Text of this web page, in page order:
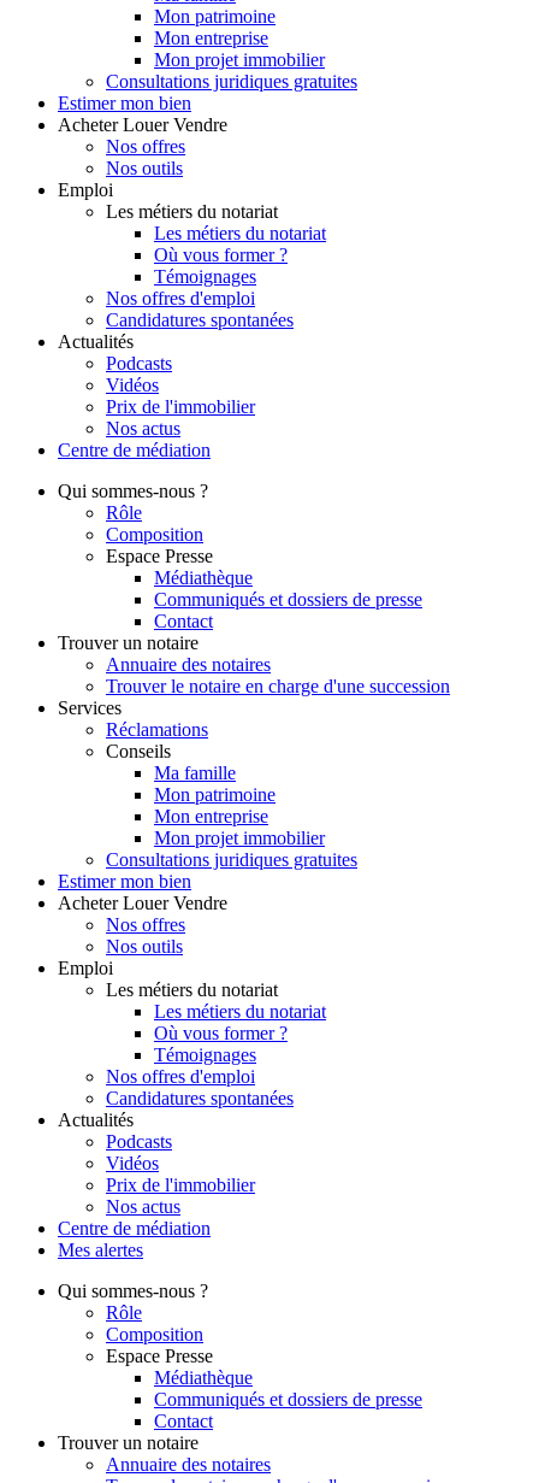
Mon patrimoine
Mon entreprise
Mon projet immobilier
Consultations juridiques gratuites
Estimer mon bien
Acheter Louer Vendre
Nos offres
Nos outils
Emploi
Les métiers du notariat
Les métiers du notariat
Où vous former ?
Témoignages
Nos offres d'emploi
Candidatures spontanées
Actualités
Podcasts
Vidéos
Prix de l'immobilier
Nos actus
Centre de médiation
Qui sommes-nous ?
Rôle
Composition
Espace Presse
Médiathèque
Communiqués et dossiers de presse
Contact
Trouver un notaire
Annuaire des notaires
Trouver le notaire en charge d'une succession
Services
Réclamations
Conseils
Ma famille
Mon patrimoine
Mon entreprise
Mon projet immobilier
Consultations juridiques gratuites
Estimer mon bien
Acheter Louer Vendre
Nos offres
Nos outils
Emploi
Les métiers du notariat
Les métiers du notariat
Où vous former ?
Témoignages
Nos offres d'emploi
Candidatures spontanées
Actualités
Podcasts
Vidéos
Prix de l'immobilier
Nos actus
Centre de médiation
Mes alertes
Qui sommes-nous ?
Rôle
Composition
Espace Presse
Médiathèque
Communiqués et dossiers de presse
Contact
Trouver un notaire
Annuaire des notaires